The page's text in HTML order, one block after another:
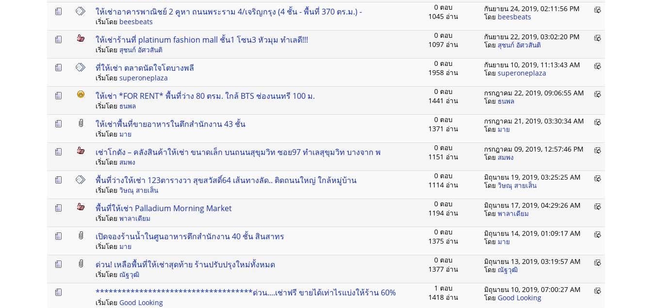
ให้เช่าอาคารพาณิชย์ 2 คูหา ถนนพระราม 4/เจริญกรุง (4 ชั้น - พื้นที่ 370 ตร.ม.) -
เริ่มโดย beesbeats
0 ตอบ
1045 อ่าน
กันยายน 24, 2019, 02:11:56 PM
โดย beesbeats
ให้เช่าร้านที่ platinum fashion mall ชั้น1 โซน3 หัวมุม ทำเลดี!!!
เริ่มโดย สุชนก์ อัศวสันติ
0 ตอบ
1097 อ่าน
กันยายน 22, 2019, 03:02:20 PM
โดย สุชนก์ อัศวสันติ
ที่ให้เช่า ตลาดนัดใจโตบางพลี
เริ่มโดย superoneplaza
0 ตอบ
1958 อ่าน
กันยายน 10, 2019, 11:13:43 AM
โดย superoneplaza
ให้เช่า *FOR RENT* พื้นที่ว่าง 80 ตรม. ใกล้ BTS ช่องนนทรี 100 ม.
เริ่มโดย ธนพล
0 ตอบ
1441 อ่าน
กรกฎาคม 22, 2019, 09:06:55 AM
โดย ธนพล
ให้เช่าพื้นที่ขายอาหารในตึกสำนักงาน 43 ชั้น
เริ่มโดย มาย
0 ตอบ
1371 อ่าน
กรกฎาคม 21, 2019, 03:30:34 AM
โดย มาย
เช่าโกดัง – คลังสินค้าให้เช่า ขนาดเล็ก บนถนนสุขุมวิท ซอย97 ทำเลสุขุมวิท บางจาก พ
เริ่มโดย สมพง
0 ตอบ
1151 อ่าน
กรกฎาคม 09, 2019, 12:57:46 PM
โดย สมพง
พื้นที่ว่างให้เช่า 123ตารางวา สุขสวัสดิ์64 เส้นทางลัด.. ติดถนนใหญ่ ใกล้หมู่บ้าน
เริ่มโดย วิษณุ สายเส็น
0 ตอบ
1114 อ่าน
มิถุนายน 19, 2019, 03:25:25 AM
โดย วิษณุ สายเส็น
พื้นที่ให้เช่า Palladium Morning Market
เริ่มโดย พาลาเดียม
0 ตอบ
1194 อ่าน
มิถุนายน 17, 2019, 04:29:26 AM
โดย พาลาเดียม
เปิดจองร้านน้ำในศูนอาหารตึกสำนักงาน 40 ชั้น สินสาทร
เริ่มโดย มาย
0 ตอบ
1375 อ่าน
มิถุนายน 14, 2019, 01:09:17 AM
โดย มาย
ด่วน! เหลือพื้นที่ให้เช่าสุดท้าย ร้านปรับปรุงใหม่ทั้งหมด
เริ่มโดย ณัฐวุฒิ
0 ตอบ
1377 อ่าน
มิถุนายน 13, 2019, 03:19:57 AM
โดย ณัฐวุฒิ
************************************ด่วน....เช่าฟรี ขายได้เท่าไรแบ่งให้ร้าน 60%
เริ่มโดย Good Looking
1 ตอบ
1418 อ่าน
มิถุนายน 10, 2019, 07:00:27 AM
โดย Good Looking